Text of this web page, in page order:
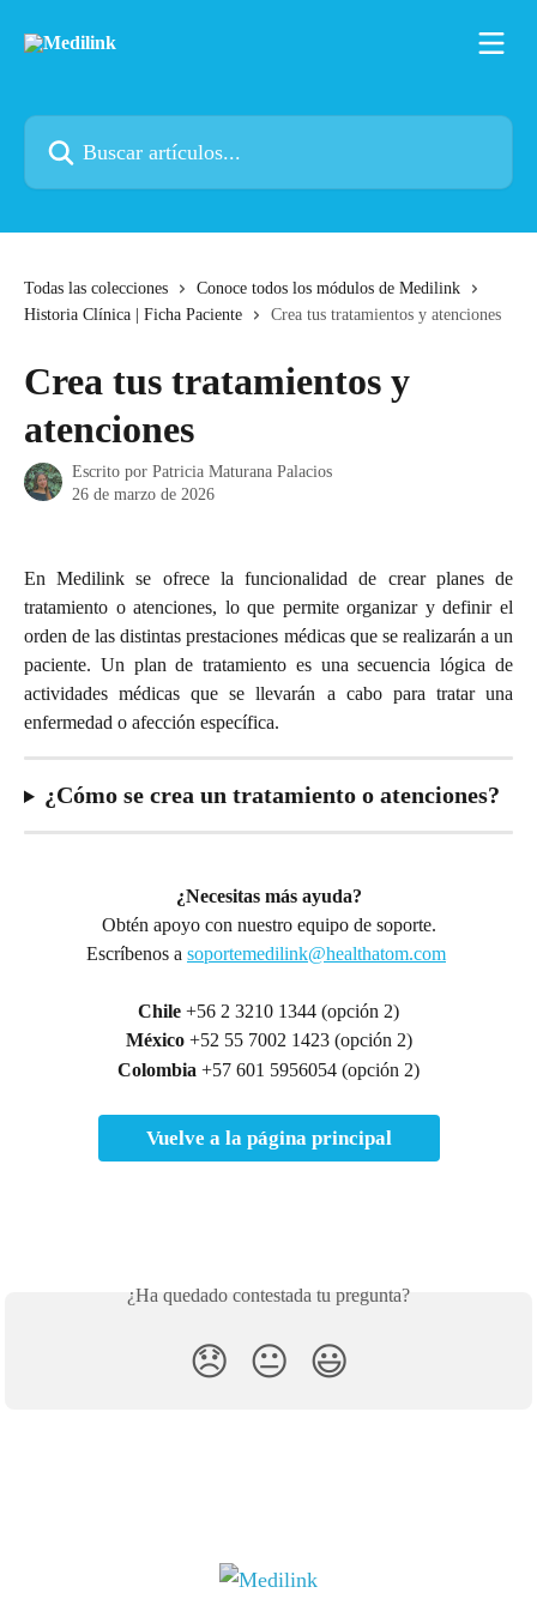
Buscar artículos...
Todas las colecciones
Conoce todos los módulos de Medilink
Historia Clínica | Ficha Paciente
Crea tus tratamientos y atenciones
Crea tus tratamientos y
atenciones
Escrito por Patricia Maturana Palacios
26 de marzo de 2026
En Medilink se ofrece la funcionalidad de crear planes de
tratamiento o atenciones, lo que permite organizar y definir el
orden de las distintas prestaciones médicas que se realizarán a un
paciente. Un plan de tratamiento es una secuencia lógica de
actividades médicas que se llevarán a cabo para tratar una
enfermedad o afección específica.
¿Cómo se crea un tratamiento o atenciones?
¿Necesitas más ayuda?
Obtén apoyo con nuestro equipo de soporte.
Escríbenos a soportemedilink@healthatom.com
Chile +56 2 3210 1344 (opción 2)
México +52 55 7002 1423 (opción 2)
Colombia +57 601 5956054 (opción 2)
Vuelve a la página principal
¿Ha quedado contestada tu pregunta?
😞 😐 😃